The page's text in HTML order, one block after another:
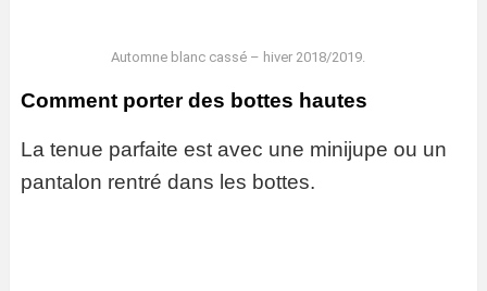
Automne blanc cassé – hiver 2018/2019.
Comment porter des bottes hautes
La tenue parfaite est avec une minijupe ou un
pantalon rentré dans les bottes.